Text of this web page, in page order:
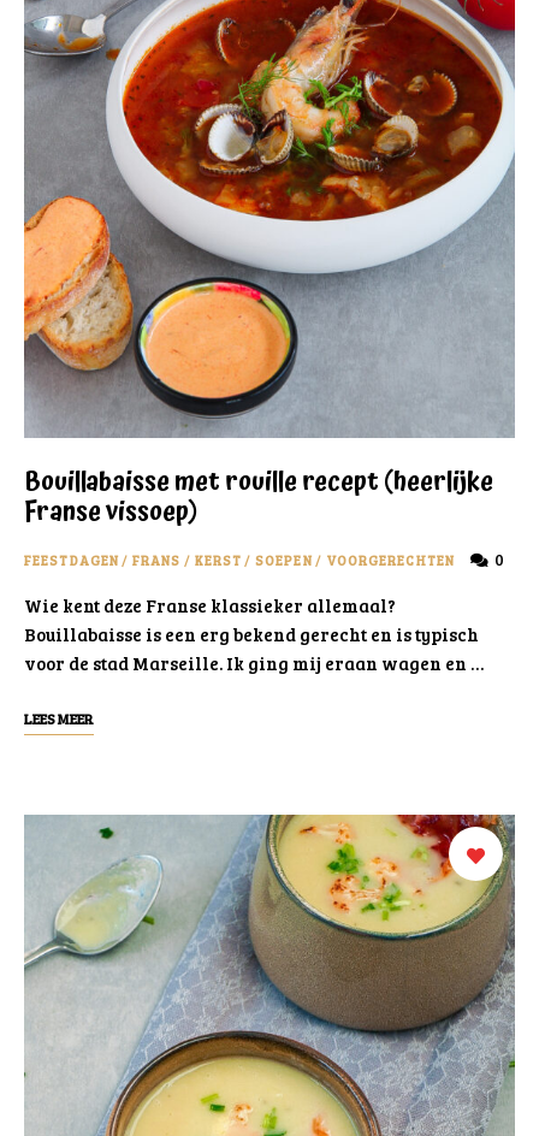
Bouillabaisse met rouille recept (heerlijke
Franse vissoep)
FEESTDAGEN/ FRANS / KERST / SOEPEN/ VOORGERECHTEN 0
Wie kent deze Franse klassieker allemaal?
Bouillabaisse is een erg bekend gerecht en is typisch
voor de stad Marseille. Ik ging mij eraan wagen en …
LEES MEER